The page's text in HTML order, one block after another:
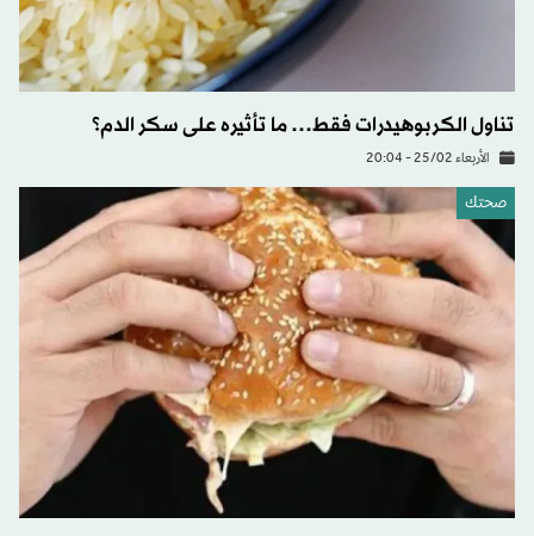
تناول الكربوهيدرات فقط… ما تأثيره على سكر الدم؟
الأربعاء 25/02 - 20:04
صحتك